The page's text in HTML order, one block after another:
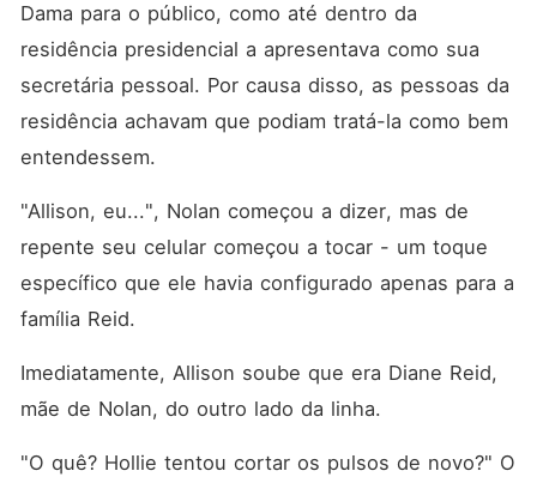
Dama para o público, como até dentro da
residência presidencial a apresentava como sua
secretária pessoal. Por causa disso, as pessoas da
residência achavam que podiam tratá-la como bem
entendessem.
"Allison, eu...", Nolan começou a dizer, mas de
repente seu celular começou a tocar - um toque
específico que ele havia configurado apenas para a
família Reid.
Imediatamente, Allison soube que era Diane Reid,
mãe de Nolan, do outro lado da linha.
"O quê? Hollie tentou cortar os pulsos de novo?" O